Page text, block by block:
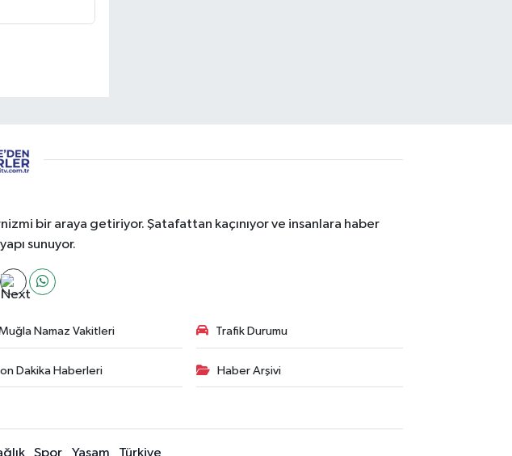
bir araya getiriyor. Şatafattan kaçınıyor ve insanlara haber
sunuyor.
Namaz Vakitleri Trafik Durumu
Dakika Haberleri Haber Arşivi
Spor Yaşam Türkiye